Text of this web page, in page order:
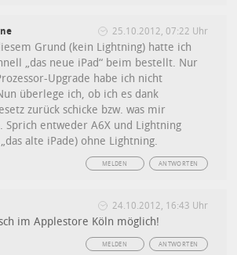
25.10.2012, 07:22 Uhr
Grund (kein Lightning) hatte ich
„das neue iPad“ beim bestellt. Nur
Upgrade habe ich nicht
überlege ich, ob ich es dank
zurück schicke bzw. was mir
Sprich entweder A6X und Lightning
alte iPade) ohne Lightning.
ANTWORTEN
MELDEN
24.10.2012, 16:43 Uhr
im Applestore Köln möglich!
ANTWORTEN
MELDEN